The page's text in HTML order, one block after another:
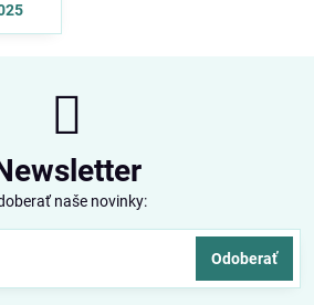
naše novinky:
Odoberať